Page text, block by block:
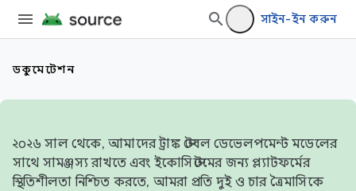
সাইন-ইন করুন
ডকুমেন্টেশন
২০২৬ সাল থেকে, আমাদের ট্রাঙ্ক স্টেবল ডেভেলপমেন্ট মডেলের
সাথে সামঞ্জস্য রাখতে এবং ইকোসিস্টেমের জন্য প্ল্যাটফর্মের
স্থিতিশীলতা নিশ্চিত করতে, আমরা প্রতি দুই ও চার ত্রৈমাসিকে